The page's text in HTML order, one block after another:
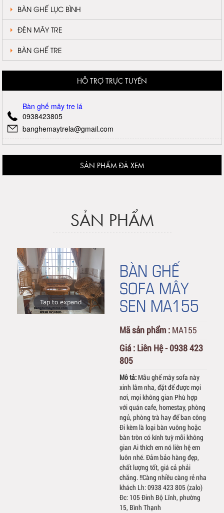
BÀN GHẾ LỤC BÌNH
ĐÈN MÂY TRE
BÀN GHẾ TRE
HỖ TRỢ TRỰC TUYẾN
Bàn ghế mây tre lá
0938423805
banghemaytrela@gmail.com
SẢN PHẨM ĐÃ XEM
SẢN PHẨM
Tap to expand
BÀN GHẾ
SOFA MÂY
SEN MA155
Mã sản phẩm : MA155
Giá : Liên Hệ - 0938 423
805
Mô tả: Mẫu ghế mây sofa này
xinh lắm nha, đặt để được mọi
nơi, mọi không gian Phù hợp
với quán cafe, homestay, phòng
ngủ, phòng trà hay để ban công
Đi kèm là loại bàn vuông hoặc
bàn tròn có kính tuỳ mỗi không
gian Ai thích em nó liên hệ em
luôn nhé. Đảm bảo hàng đẹp,
chất lượng tốt, giá cả phải
chăng. ‼️Càng nhiều càng rẻ nha
khách Lh: 0938 423 805 (zalo)
Đc: 105 Đinh Bộ Lĩnh, phường
15, Bình Thạnh